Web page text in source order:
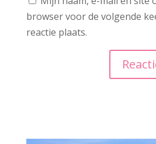
browser voor de volgende
reactie plaats.